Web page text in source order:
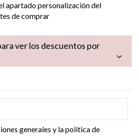
apartado personalización del
de comprar
ver los descuentos por
generales y la política de